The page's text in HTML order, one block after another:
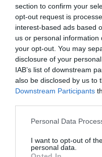
section to confirm your
opt-out request is
interest-based ads based
us or personal
your opt-out. You may
disclosure of your
IAB’s list of downstream
also be disclosed by us to
Downstream Participants
Please note that this
not limited to your visit or
grant or deny consent to
Personal Data
I want to opt-out of
personal data.
(Képek forrása:
Ne maradjon le a
bennünket az EGRI
VISSZA A FŐOLDALRA